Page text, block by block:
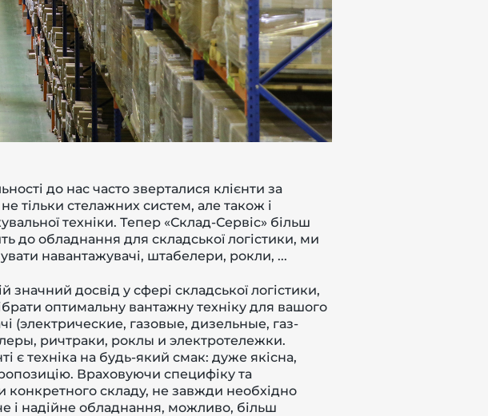
до нас часто зверталися клієнти за
тільки стелажних систем, але також і
техніки. Тепер «Склад-Сервіс» більш
до обладнання для складської логістики, ми
навантажувачі, штабелери, рокли, ...
значний досвід у сфері складської логістики,
оптимальну вантажну техніку для вашого
(электрические, газовые, дизельные, газ-
ричтраки, роклы и электротележки.
є техніка на будь-який смак: дуже якісна,
Враховуючи специфіку та
конкретного складу, не завжди необхідно
і надійне обладнання, можливо, більш